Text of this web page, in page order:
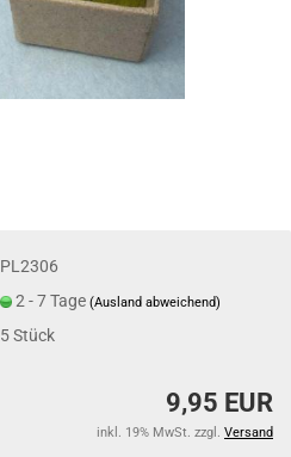
PL2306
2 - 7 Tage(Ausland abweichend)
5Stück
9,95 EUR
inkl. 19% MwSt. zzgl. Versand